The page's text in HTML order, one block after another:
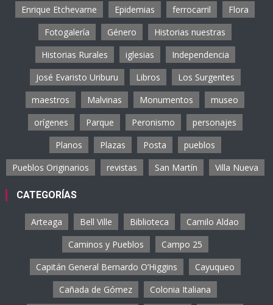
Enrique Etchevarne
Epidemias ferrocarril
Flora
Fotogalería
Género
Historias nuestras
Historias Rurales
iglesias
Independencia
José Evaristo Uriburu
Libros
Los Surgentes
maestros
Malvinas Monumentos
museo
orígenes
Parque Peronismo
personajes
Planos
Plazas Posta
pueblos
Pueblos Originarios
revistas San Martín Villa Nueva
CATEGORÍAS
Arteaga Bell Ville Biblioteca
Camilo Aldao
Caminos y Pueblos
Campo 25
Capitán General Bernardo O’Higgins
Cayuqueo
Cañada de Gómez
Colonia Italiana